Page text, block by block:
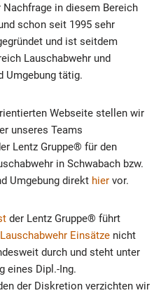
in diesem Bereich
schon seit 1995 sehr
und ist seitdem
Lauschabwehr und
Umgebung tätig.
Webseite stellen wir
unseres Teams
Lentz Gruppe® für den
in Schwabach bzw.
Umgebung direkt hier vor.
der Lentz Gruppe® führt
Lauschabwehr Einsätze nicht
durch und steht unter
eines Dipl.-Ing.
der Diskretion verzichten wir